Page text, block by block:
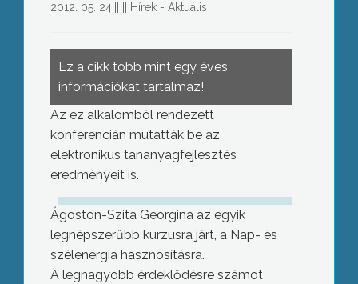
2012. 05. 24. Hírek - Aktuális
Ez a cikk több mint egy éves
információkat tartalmaz!
Az ez alkalomból rendezett
konferencián mutatták be az
elektronikus tananyagfejlesztés
eredményeit is.
Ágoston-Szita Georgina az egyik
legnépszerűbb kurzusra járt, a Nap- és
szélenergia hasznosításra.
A legnagyobb érdeklődésre számot